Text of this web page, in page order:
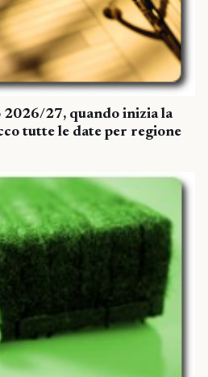
2026/27, quando inizia la
tutte le date per regione